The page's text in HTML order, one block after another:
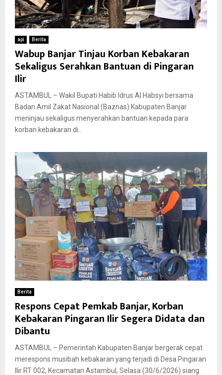
api Berita
Wabup Banjar Tinjau Korban Kebakaran
Sekaligus Serahkan Bantuan di Pingaran
Ilir
ASTAMBUL – Wakil Bupati Habib Idrus Al Habsyi bersama
Badan Amil Zakat Nasional (Baznas) Kabupaten Banjar
meninjau sekaligus menyerahkan bantuan kepada para
korban kebakaran di...
Berita
Respons Cepat Pemkab Banjar, Korban
Kebakaran Pingaran Ilir Segera Didata dan
Dibantu
ASTAMBUL – Pemerintah Kabupaten Banjar bergerak cepat
merespons musibah kebakaran yang terjadi di Desa Pingaran
Ilir RT 002, Kecamatan Astambul, Selasa (30/6/2026) siang.